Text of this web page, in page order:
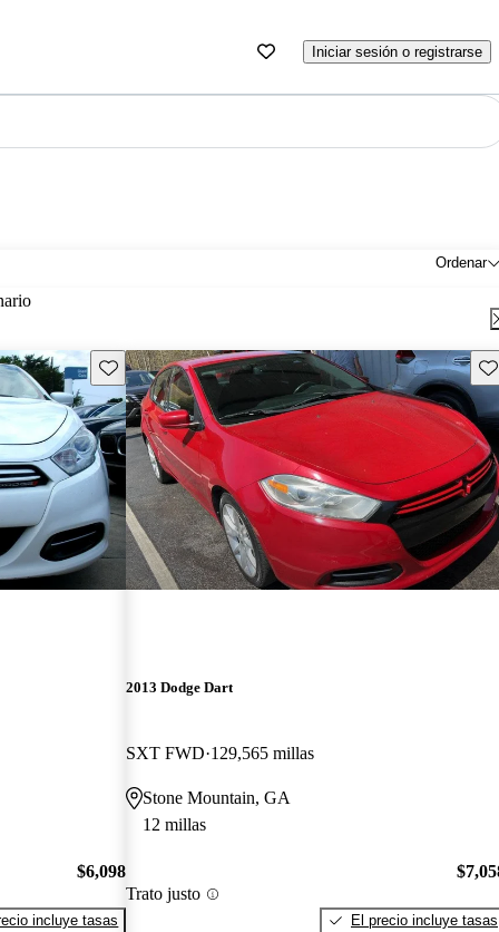
Iniciar sesión o registrarse
Ordenar
Guarda este Aviso
$6,098
incluye tasas
2013 Dodge Dart
SXT FWD 129,565 millas
Stone Mountain, GA
12 millas
Trato justo
El precio incluye tasas